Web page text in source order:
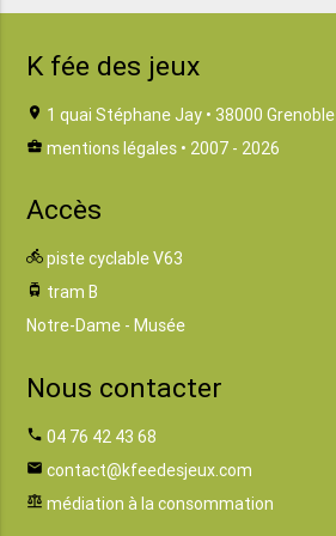
K fée des jeux
location_on 1 quai Stéphane Jay • 38000 Grenoble
business_center mentions légales • 2007 - 2026
Accès
directions_bike piste cyclable V63
tram tram B
Notre-Dame - Musée
Nous contacter
phone 04 76 42 43 68
email contact@kfeedesjeux.com
balance médiation à la consommation